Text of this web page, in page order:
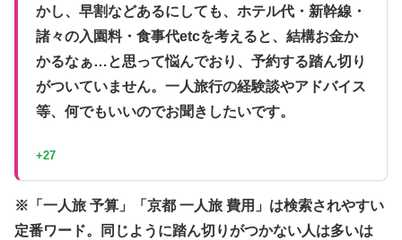
かし、早割などあるにしても、ホテル代・新幹線・
諸々の入園料・食事代etcを考えると、結構お金か
かるなぁ…と思って悩んでおり、予約する踏ん切り
がついていません。一人旅行の経験談やアドバイス
等、何でもいいのでお聞きしたいです。
+27
※「一人旅 予算」「京都 一人旅 費用」は検索されやすい
定番ワード。同じように踏ん切りがつかない人は多いは